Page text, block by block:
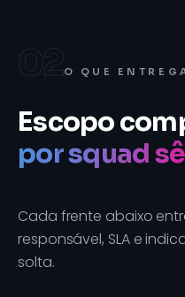
02O QUE
Escopo
por squad
Cada frente abaixo
responsável, SLA e
solta.